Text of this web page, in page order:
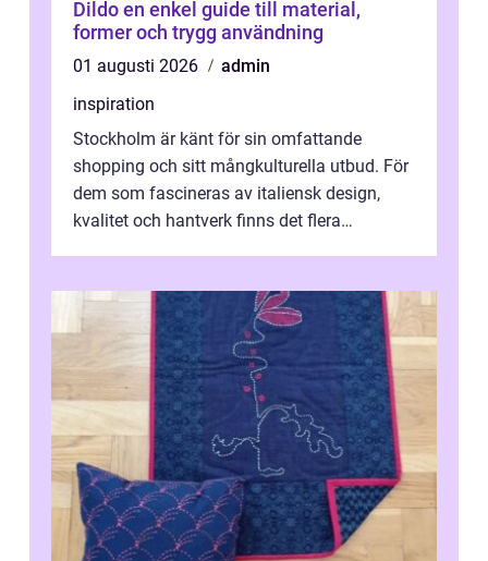
Dildo en enkel guide till material,
former och trygg användning
01 augusti 2026
admin
inspiration
Stockholm är känt för sin omfattande
shopping och sitt mångkulturella utbud. För
dem som fascineras av italiensk design,
kvalitet och hantverk finns det flera